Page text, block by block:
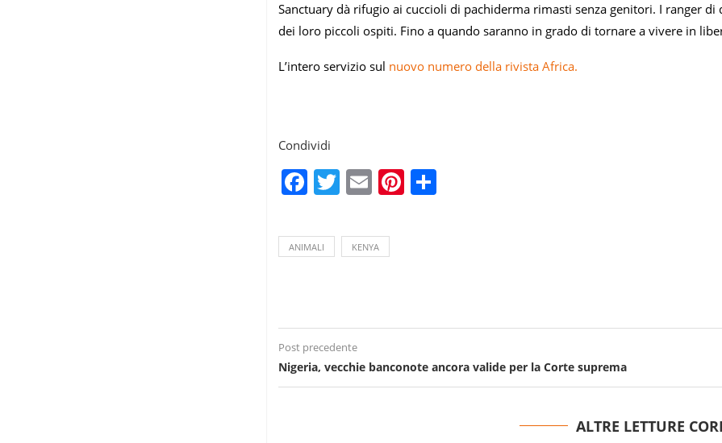
Sanctuary dà rifugio ai cuccioli di pachiderma rimasti senza genitori. I ranger
dei loro piccoli ospiti. Fino a quando saranno in grado di tornare a vivere in
L’intero servizio sul nuovo numero della rivista Africa.
Condividi
Facebook
Twitter
EmailPinterest
ANIMALI KENYA
Post precedente
Nigeria, vecchie banconote ancora valide per la Corte suprema
ALTRE LETTURE